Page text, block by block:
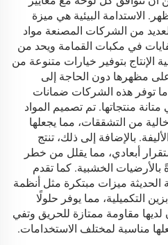
الاستدامة البيئية هي ميزة
من الشركات المصنعة مواد
في مكبات القمامة ويحد من
الإنتاج بتوفير خيارات متنوعة من
مظهرها دون الحاجة إلى
ما توفر هذه الشركات ضمانات
منتجاتها. تم تصميم المواد
من التشققات، مما يجعلها
بالإضافة إلى ذلك، تنتج
أبعادي، مما يقلل من خطر
بالأرضيات الخشبية. كما تقدم
ميزات مبتكرة مثل أنظمة
التكميلية، مما يوفر حلولًا
مقاومة ممتازة للحريق وتفي
مناسبة لمختلف الاستخدامات.